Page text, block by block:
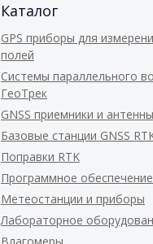
Каталог
GPS приборы для
полей
Системы параллельного
ГеоТрек
GNSS приемники и антенны
Базовые станции GNSS
Поправки RTK
Программное обеспечение
Метеостанции и приборы
Лабораторное